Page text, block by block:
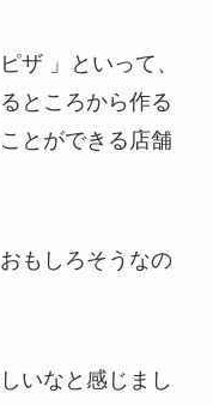
ザ 」といって、
ところから作る
とができる店舗
もしろそうなの
いなと感じまし